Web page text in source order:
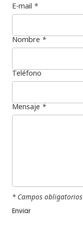
E-mail *
Nombre*
Teléfono
Mensaje*
* Campos obligatorios